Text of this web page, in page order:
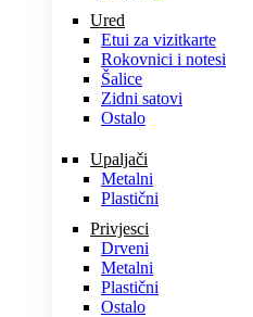
Ured
Etui za vizitkarte
Rokovnici i notesi
Šalice
Zidni satovi
Ostalo
Upaljači
Metalni
Plastični
Privjesci
Drveni
Metalni
Plastični
Ostalo